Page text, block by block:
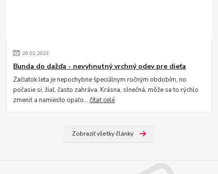
28.02.2023
Bunda do dažďa - nevyhnutný vrchný odev pre dieťa
Začiatok leta je nepochybne špeciálnym ročným obdobím, no
počasie si, žiaľ, často zahráva. Krásna, slnečná, môže sa to rýchlo
zmeniť a namiesto opaľo...čítať celé
Zobraziť všetky články